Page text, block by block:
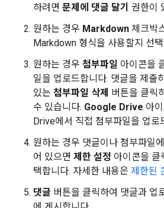
하려면 문제에 댓글 달기 권한이
원하는 경우 Markdown 체크박
Markdown 형식을 사용할지 선
원하는 경우 첨부파일 아이콘을
일을 업로드합니다. 댓글을 제출
있는 첨부파일 삭제 버튼을 클릭
수 있습니다. Google Drive 아
Drive에서 직접 첨부파일을 업로
원하는 경우 댓글이나 첨부파일
어 있으면 제한 설정 아이콘을 클
택합니다. 자세한 내용은 제한된
댓글 버튼을 클릭하여 댓글과 업